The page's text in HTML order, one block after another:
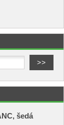
šedá